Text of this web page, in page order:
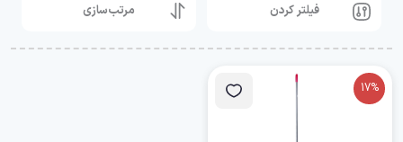
فیلتر کردن مرتب‌سازی
17%